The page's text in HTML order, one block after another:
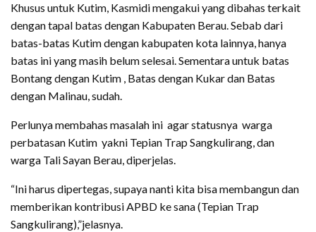
Khusus untuk Kutim, Kasmidi mengakui yang dibahas terkait
dengan tapal batas dengan Kabupaten Berau. Sebab dari
batas-batas Kutim dengan kabupaten kota lainnya, hanya
batas ini yang masih belum selesai. Sementara untuk batas
Bontang dengan Kutim , Batas dengan Kukar dan Batas
dengan Malinau, sudah.
Perlunya membahas masalah ini agar statusnya warga
perbatasan Kutim yakni Tepian Trap Sangkulirang, dan
warga Tali Sayan Berau, diperjelas.
“Ini harus dipertegas, supaya nanti kita bisa membangun dan
memberikan kontribusi APBD ke sana (Tepian Trap
Sangkulirang),”jelasnya.